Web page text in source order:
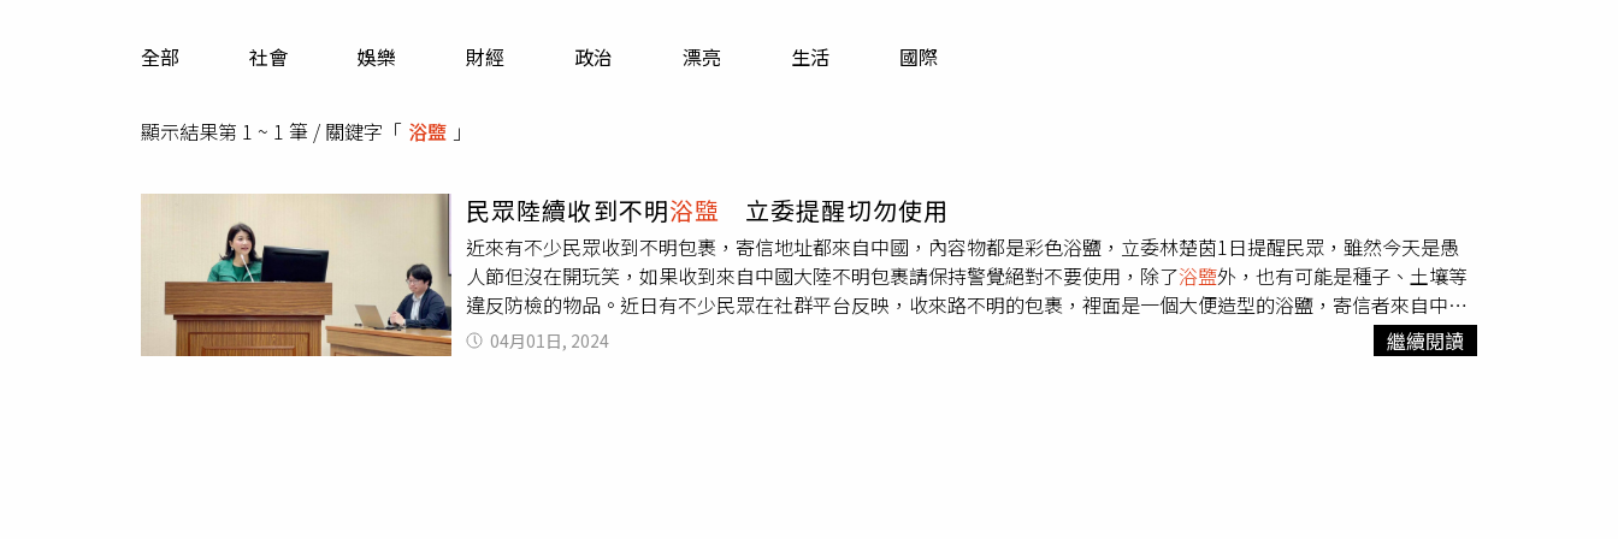
運勢
全部 社會 娛樂 財經 政治 漂亮 生活 國際
顯示結果第 1 ~ 1 筆 / 關鍵字「 浴盬 」
民眾陸續收到不明浴盬 立委提醒切勿使用
近來有不少民眾收到不明包裹，寄信地址都來自中國，內容物都是彩色浴鹽，立委林楚茵1日提醒民眾，雖然今天是愚
人節但沒在開玩笑，如果收到來自中國大陸不明包裹請保持警覺絕對不要使用，除了浴盬外，也有可能是種子、土壤等
違反防檢的物品。近日有不少民眾在社群平台反映，收來路不明的包裹，裡面是一個大便造型的浴鹽，寄信者來自中國
大陸，外媒報導可能是「刷評騙局」，網路商家賺取交易數和評價的一種不正當手法，收到來路不明的網購商品，代表
個資可能被外洩。林楚茵表示，她在四年前已大力提醒，相關單位必須嚴加注意來自中國大陸的不明郵包，同時檢討提
04月01日, 2024 繼續閱讀